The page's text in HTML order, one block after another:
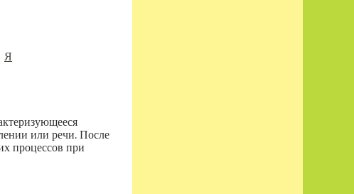
Я
или речи. После
процессов при